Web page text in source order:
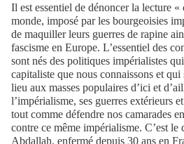
Il est essentiel de dénoncer la lecture
monde, imposé par les bourgeoisies
de maquiller leurs guerres de rapine
fascisme en Europe. L’essentiel des
sont nés des politiques impérialistes
capitaliste que nous connaissons et qui
lieu aux masses populaires d’ici et
l’impérialisme, ses guerres extérieurs
tout comme défendre nos camarades
contre ce même impérialisme. C’est le
Abdallah, enfermé depuis 30 ans en